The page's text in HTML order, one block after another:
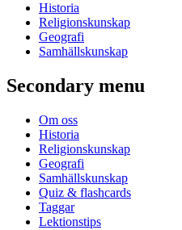
Historia
Religionskunskap
Geografi
Samhällskunskap
Secondary menu
Om oss
Historia
Religionskunskap
Geografi
Samhällskunskap
Quiz & flashcards
Taggar
Lektionstips